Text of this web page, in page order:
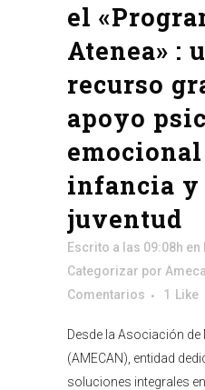
el
Atenea» :
recurso
apoyo
infancia y
juventud
Escrito a las 09:08h en
Categorizar por
Comentarios
1 Like
Desde la Asociación
(AMECAN), entidad
soluciones integrales